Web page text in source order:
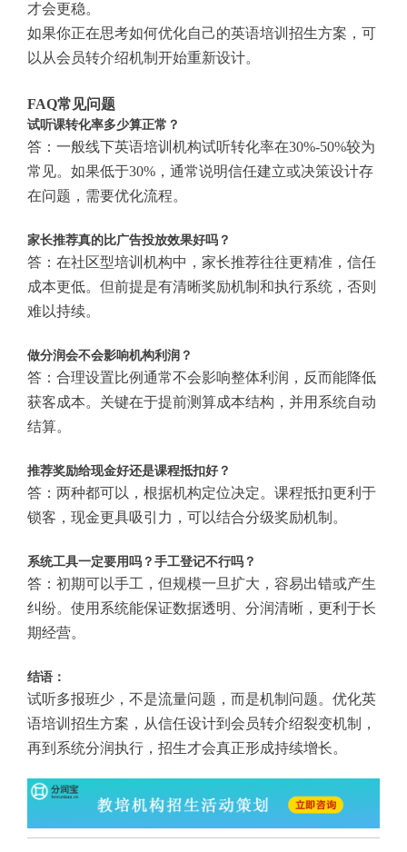
才会更稳。
如果你正在思考如何优化自己的英语培训招生方案，可
以从会员转介绍机制开始重新设计。
FAQ常见问题
试听课转化率多少算正常？
答：一般线下英语培训机构试听转化率在30%-50%较为
常见。如果低于30%，通常说明信任建立或决策设计存
在问题，需要优化流程。
家长推荐真的比广告投放效果好吗？
答：在社区型培训机构中，家长推荐往往更精准，信任
成本更低。但前提是有清晰奖励机制和执行系统，否则
难以持续。
做分润会不会影响机构利润？
答：合理设置比例通常不会影响整体利润，反而能降低
获客成本。关键在于提前测算成本结构，并用系统自动
结算。
推荐奖励给现金好还是课程抵扣好？
答：两种都可以，根据机构定位决定。课程抵扣更利于
锁客，现金更具吸引力，可以结合分级奖励机制。
系统工具一定要用吗？手工登记不行吗？
答：初期可以手工，但规模一旦扩大，容易出错或产生
纠纷。使用系统能保证数据透明、分润清晰，更利于长
期经营。
结语：
试听多报班少，不是流量问题，而是机制问题。优化英
语培训招生方案，从信任设计到会员转介绍裂变机制，
再到系统分润执行，招生才会真正形成持续增长。